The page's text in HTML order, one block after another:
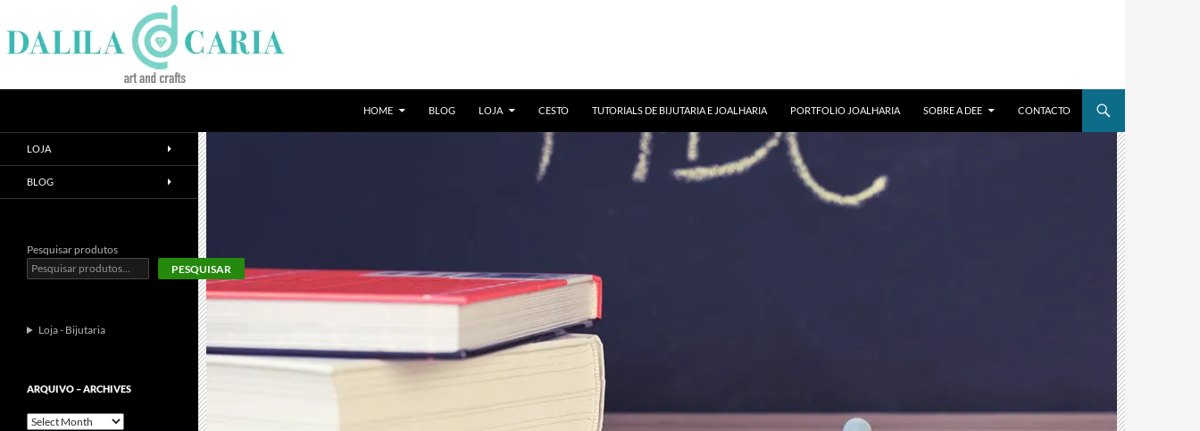
to
content
HOME BLOG LOJA CESTO TUTORIALS DE BIJUTARIA E JOALHARIA PORTFOLIO JOALHARIA SOBRE A DEE CONTACTO
LOJA
BLOG
Pesquisar produtos
PESQUISAR
Loja - Bijutaria
ARQUIVO – ARCHIVES
Arquivo